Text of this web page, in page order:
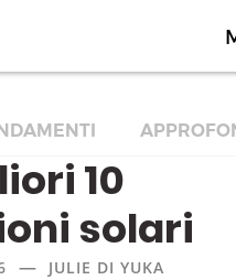
10
solari
— JULIE DI YUKA